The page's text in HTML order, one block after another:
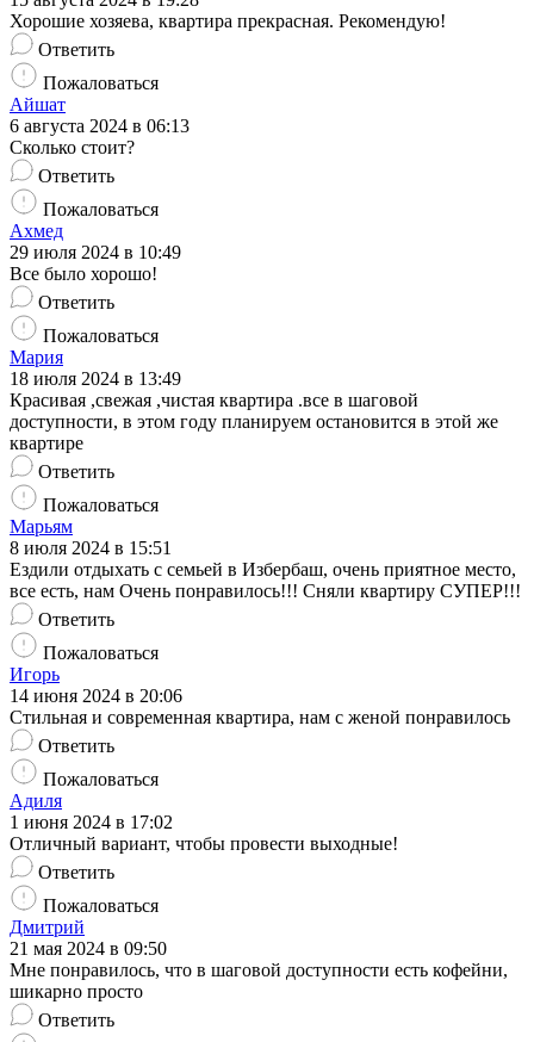
Хорошие хозяева, квартира прекрасная. Рекомендую!
Ответить
Пожаловаться
Айшат
6 августа 2024 в 06:13
Сколько стоит?
Ответить
Пожаловаться
Ахмед
29 июля 2024 в 10:49
Все было хорошо!
Ответить
Пожаловаться
Мария
18 июля 2024 в 13:49
Красивая ,свежая ,чистая квартира .все в шаговой
доступности, в этом году планируем остановится в этой же
квартире
Ответить
Пожаловаться
Марьям
8 июля 2024 в 15:51
Ездили отдыхать с семьей в Избербаш, очень приятное место,
все есть, нам Очень понравилось!!! Сняли квартиру СУПЕР!!!
Ответить
Пожаловаться
Игорь
14 июня 2024 в 20:06
Стильная и современная квартира, нам с женой понравилось
Ответить
Пожаловаться
Адиля
1 июня 2024 в 17:02
Отличный вариант, чтобы провести выходные!
Ответить
Пожаловаться
Дмитрий
21 мая 2024 в 09:50
Мне понравилось, что в шаговой доступности есть кофейни,
шикарно просто
Ответить